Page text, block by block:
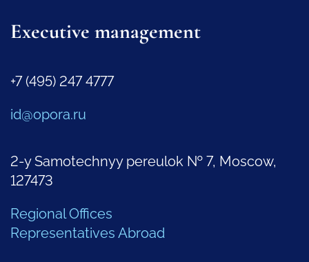
Executive management
+7 (495) 247 4777
id@opora.ru
2-y Samotechnyy pereulok № 7, Moscow,
127473
Regional Offices
Representatives Abroad